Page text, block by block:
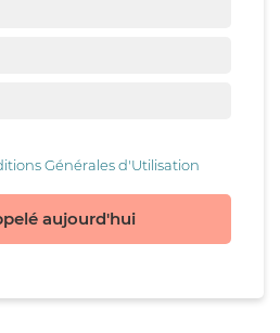
Générales d'Utilisation
aujourd'hui